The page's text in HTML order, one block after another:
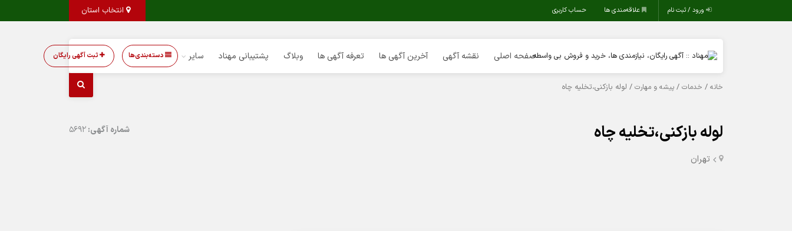
ورود / ثبت نام علاقه‌مندی ها حساب کاربری
صفحه اصلی نقشه آگهی آخرین آگهی ها تعرفه آگهی ها وبلاگ پشتیبانی مهناد سایر دسته‌بندی‌ها ثبت آگهی رایگان
خانه / خدمات / پیشه و مهارت / لوله بازکنی،تخلیه چاه
لوله بازکنی،تخلیه چاه
تهران
شماره آگهی:5692